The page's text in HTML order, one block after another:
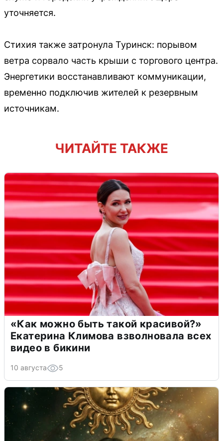
уточняется.
Стихия также затронула Туринск: порывом
ветра сорвало часть крыши с торгового центра.
Энергетики восстанавливают коммуникации,
временно подключив жителей к резервным
источникам.
ЧИТАЙТЕ ТАКЖЕ
«Как можно быть такой красивой?»
Екатерина Климова взволновала всех
видео в бикини
10 августа 5